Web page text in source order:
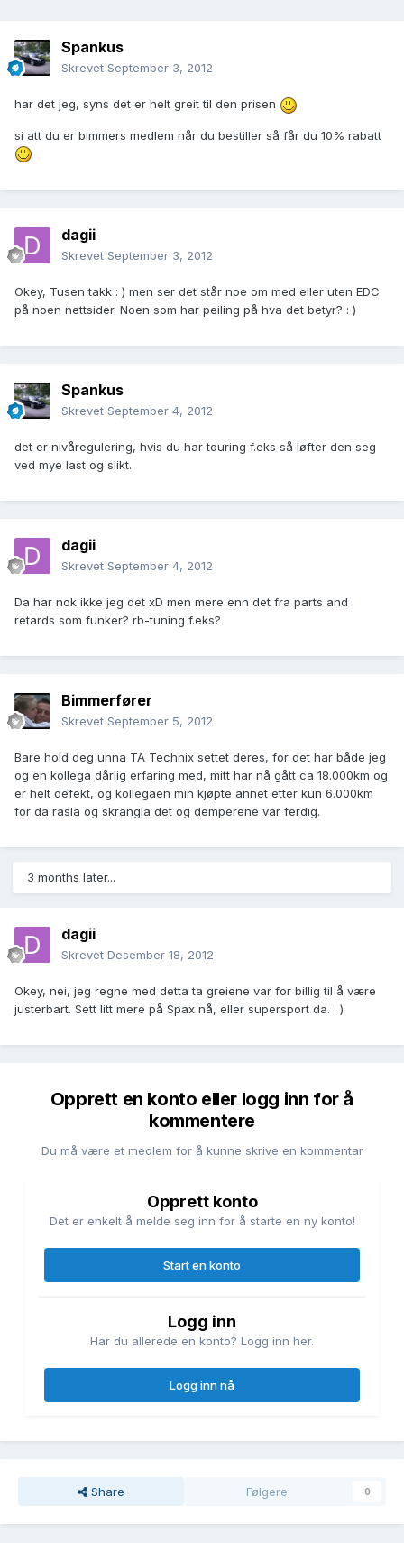
Spankus
Skrevet September 3, 2012
har det jeg, syns det er helt greit til den prisen
si att du er bimmers medlem når du bestiller så får du 10% rabatt
dagii
Skrevet September 3, 2012
Okey, Tusen takk : ) men ser det står noe om med eller uten EDC
på noen nettsider. Noen som har peiling på hva det betyr? : )
Spankus
Skrevet September 4, 2012
det er nivåregulering, hvis du har touring f.eks så løfter den seg
ved mye last og slikt.
dagii
Skrevet September 4, 2012
Da har nok ikke jeg det xD men mere enn det fra parts and
retards som funker? rb-tuning f.eks?
Bimmerfører
Skrevet September 5, 2012
Bare hold deg unna TA Technix settet deres, for det har både jeg
og en kollega dårlig erfaring med, mitt har nå gått ca 18.000km og
er helt defekt, og kollegaen min kjøpte annet etter kun 6.000km
for da rasla og skrangla det og demperene var ferdig.
3 months later...
dagii
Skrevet Desember 18, 2012
Okey, nei, jeg regne med detta ta greiene var for billig til å være
justerbart. Sett litt mere på Spax nå, eller supersport da. : )
Opprett en konto eller logg inn for å
kommentere
Du må være et medlem for å kunne skrive en kommentar
Opprett konto
Det er enkelt å melde seg inn for å starte en ny konto!
Start en konto
Logg inn
Har du allerede en konto? Logg inn her.
Logg inn nå
Share Følgere 0